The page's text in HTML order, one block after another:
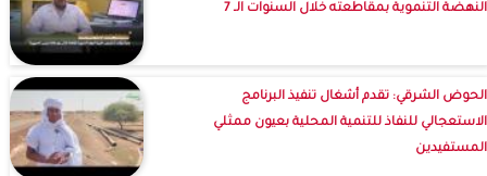
النهضة التنموية بمقاطعته خلال السنوات الـ 7
الحوض الشرقي: تقدم أشغال تنفيذ البرنامج
الاستعجالي للنفاذ للتنمية المحلية بعيون ممثلي
المستفيدين